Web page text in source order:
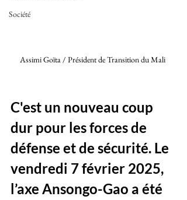
Société
Assimi Goïta / Président de Transition du Mali
C'est un nouveau coup
dur pour les forces de
défense et de sécurité. Le
vendredi 7 février 2025,
l’axe Ansongo-Gao a été